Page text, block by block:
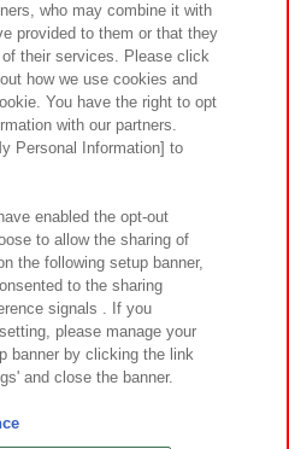
リティ サイトポリシー
ブアクセシビリティ方針と検証結果
よくあるご質問・お問い合わせ
Amusement Inc.
Amusement Lab Inc.
who may combine it with
provided to them or that they
their services. Please click
how we use cookies and
You have the right to opt
with our partners.
Personal Information] to
enabled the opt-out
to allow the sharing of
the following setup banner,
to the sharing
signals . If you
please manage your
banner by clicking the link
and close the banner.